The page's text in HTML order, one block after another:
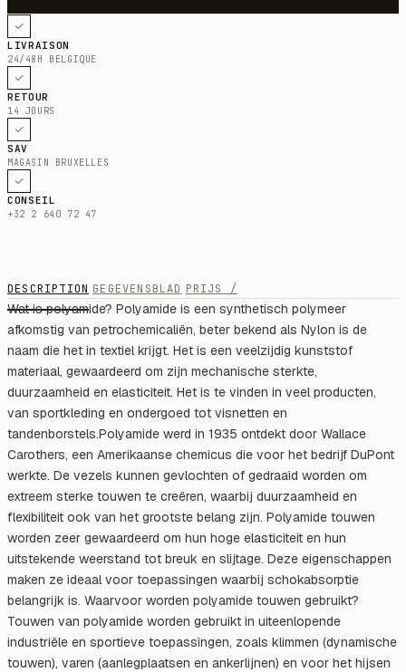
LIVRAISON
24/48H BELGIQUE
RETOUR
14 JOURS
SAV
MAGASIN BRUXELLES
CONSEIL
+32 2 640 72 47
DESCRIPTION GEGEVENSBLAD PRIJS /
Wat is polyamide? Polyamide is een synthetisch polymeer
afkomstig van petrochemicaliën, beter bekend als Nylon is de
naam die het in textiel krijgt. Het is een veelzijdig kunststof
materiaal, gewaardeerd om zijn mechanische sterkte,
duurzaamheid en elasticiteit. Het is te vinden in veel producten,
van sportkleding en ondergoed tot visnetten en
tandenborstels.Polyamide werd in 1935 ontdekt door Wallace
Carothers, een Amerikaanse chemicus die voor het bedrijf DuPont
werkte. De vezels kunnen gevlochten of gedraaid worden om
extreem sterke touwen te creëren, waarbij duurzaamheid en
flexibiliteit ook van het grootste belang zijn. Polyamide touwen
worden zeer gewaardeerd om hun hoge elasticiteit en hun
uitstekende weerstand tot breuk en slijtage. Deze eigenschappen
maken ze ideaal voor toepassingen waarbij schokabsorptie
belangrijk is. Waarvoor worden polyamide touwen gebruikt?
Touwen van polyamide worden gebruikt in uiteenlopende
industriële en sportieve toepassingen, zoals klimmen (dynamische
touwen), varen (aanlegplaatsen en ankerlijnen) en voor het hijsen